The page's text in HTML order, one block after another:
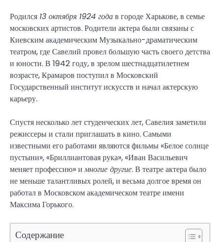
Родился 13 октября 1924 годав городе Харькове, в семье
московских артистов. Родители актера были связаны с
Киевским академическим Музыкально-драматическим
театром, где Савелий провел большую часть своего детства
и юности. В 1942 году, в зрелом шестнадцатилетнем
возрасте, Крамаров поступил в Московский
Государственный институт искусств и начал актерскую
карьеру.
Спустя несколько лет студенческих лет, Савелия заметили
режиссеры и стали приглашать в кино. Самыми
известными его работами являются фильмы «Белое солнце
пустыни», «Бриллиантовая рука», «Иван Васильевич
меняет профессию» имногие другие. В театре актера было
не меньше талантливых ролей, и весьма долгое время он
работал в Московском академическом театре имени
Максима Горького.
Содержание